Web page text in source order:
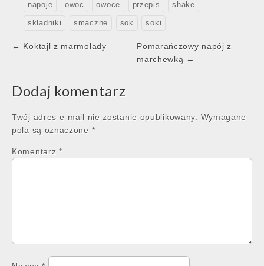
napoje owoc owoce przepis shake
składniki smaczne sok soki
Post
← Koktajl z marmolady
Pomarańczowy napój z
marchewką →
Dodaj komentarz
Twój adres e-mail nie zostanie opublikowany.
Wymagane
pola są oznaczone *
Komentarz *